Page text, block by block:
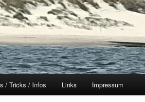
/ Tricks / Infos Links Impressum